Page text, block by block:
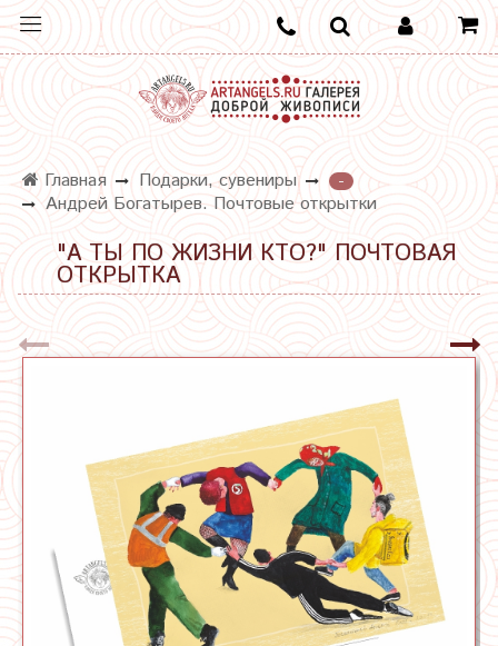
Главная Подарки, сувениры
-
Андрей Богатырев. Почтовые открытки
"А ТЫ ПО ЖИЗНИ КТО?" ПОЧТОВАЯ
ОТКРЫТКА